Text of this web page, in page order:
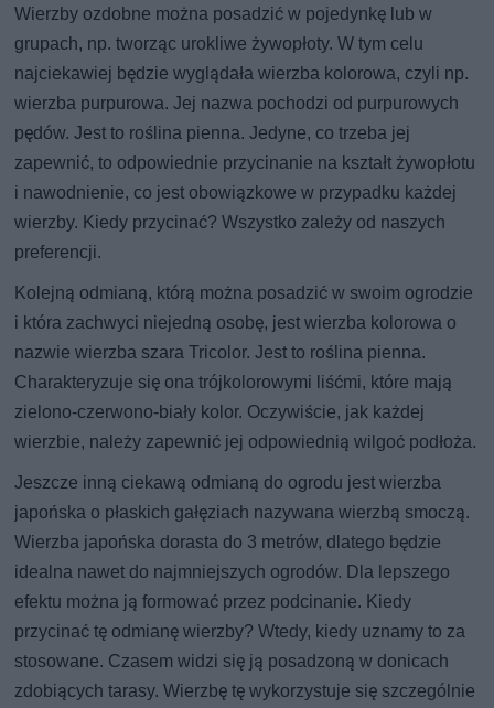
Wierzby ozdobne można posadzić w pojedynkę lub w
grupach, np. tworząc urokliwe żywopłoty. W tym celu
najciekawiej będzie wyglądała wierzba kolorowa, czyli np.
wierzba purpurowa. Jej nazwa pochodzi od purpurowych
pędów. Jest to roślina pienna. Jedyne, co trzeba jej
zapewnić, to odpowiednie przycinanie na kształt żywopłotu
i nawodnienie, co jest obowiązkowe w przypadku każdej
wierzby. Kiedy przycinać? Wszystko zależy od naszych
preferencji.
Kolejną odmianą, którą można posadzić w swoim ogrodzie
i która zachwyci niejedną osobę, jest wierzba kolorowa o
nazwie wierzba szara Tricolor. Jest to roślina pienna.
Charakteryzuje się ona trójkolorowymi liśćmi, które mają
zielono-czerwono-biały kolor. Oczywiście, jak każdej
wierzbie, należy zapewnić jej odpowiednią wilgoć podłoża.
Jeszcze inną ciekawą odmianą do ogrodu jest wierzba
japońska o płaskich gałęziach nazywana wierzbą smoczą.
Wierzba japońska dorasta do 3 metrów, dlatego będzie
idealna nawet do najmniejszych ogrodów. Dla lepszego
efektu można ją formować przez podcinanie. Kiedy
przycinać tę odmianę wierzby? Wtedy, kiedy uznamy to za
stosowane. Czasem widzi się ją posadzoną w donicach
zdobiących tarasy. Wierzbę tę wykorzystuje się szczególnie